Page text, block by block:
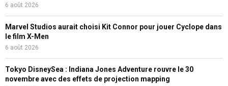
6 août 2026
Marvel Studios aurait choisi Kit Connor pour jouer Cyclope dans
le film X-Men
6 août 2026
Tokyo DisneySea : Indiana Jones Adventure rouvre le 30
novembre avec des effets de projection mapping